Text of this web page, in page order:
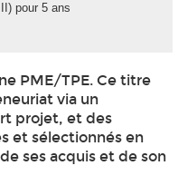
pour 5 ans
PME/TPE. Ce titre
via un
projet, et des
et sélectionnés en
ses acquis et de son